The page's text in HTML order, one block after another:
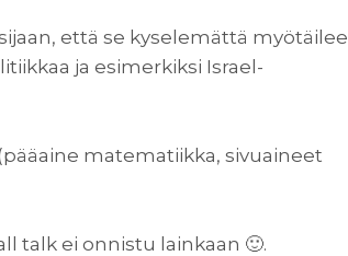
että se kyselemättä myötäilee
ja esimerkiksi Israel-
matematiikka, sivuaineet
talk ei onnistu lainkaan 🙂.